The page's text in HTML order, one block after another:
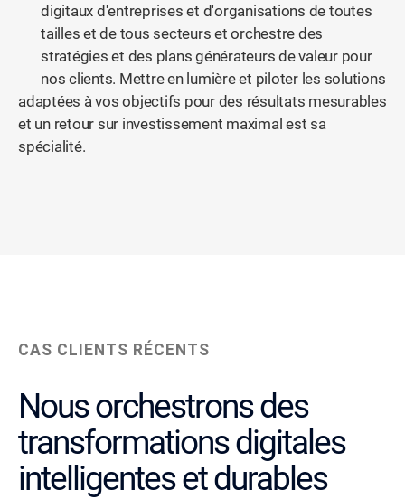
digitaux d'entreprises et d'organisations de toutes
tailles et de tous secteurs et orchestre des
stratégies et des plans générateurs de valeur pour
nos clients. Mettre en lumière et piloter les solutions
adaptées à vos objectifs pour des résultats mesurables
et un retour sur investissement maximal est sa
spécialité.
CAS CLIENTS RÉCENTS
Nous orchestrons des
transformations digitales
intelligentes et durables